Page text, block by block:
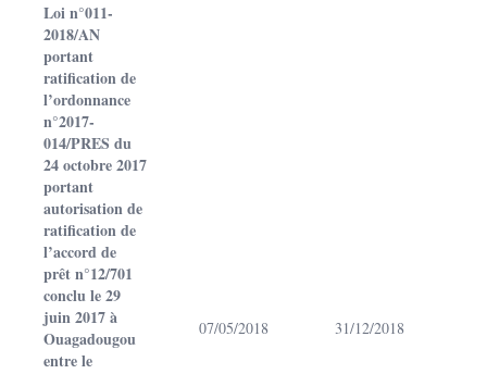
Loi n°011-
2018/AN
portant
ratification de
l’ordonnance
n°2017-
014/PRES du
24 octobre 2017
portant
autorisation de
ratification de
l’accord de
prêt n°12/701
conclu le 29
juin 2017 à
Ouagadougou
entre le
07/05/2018 31/12/2018